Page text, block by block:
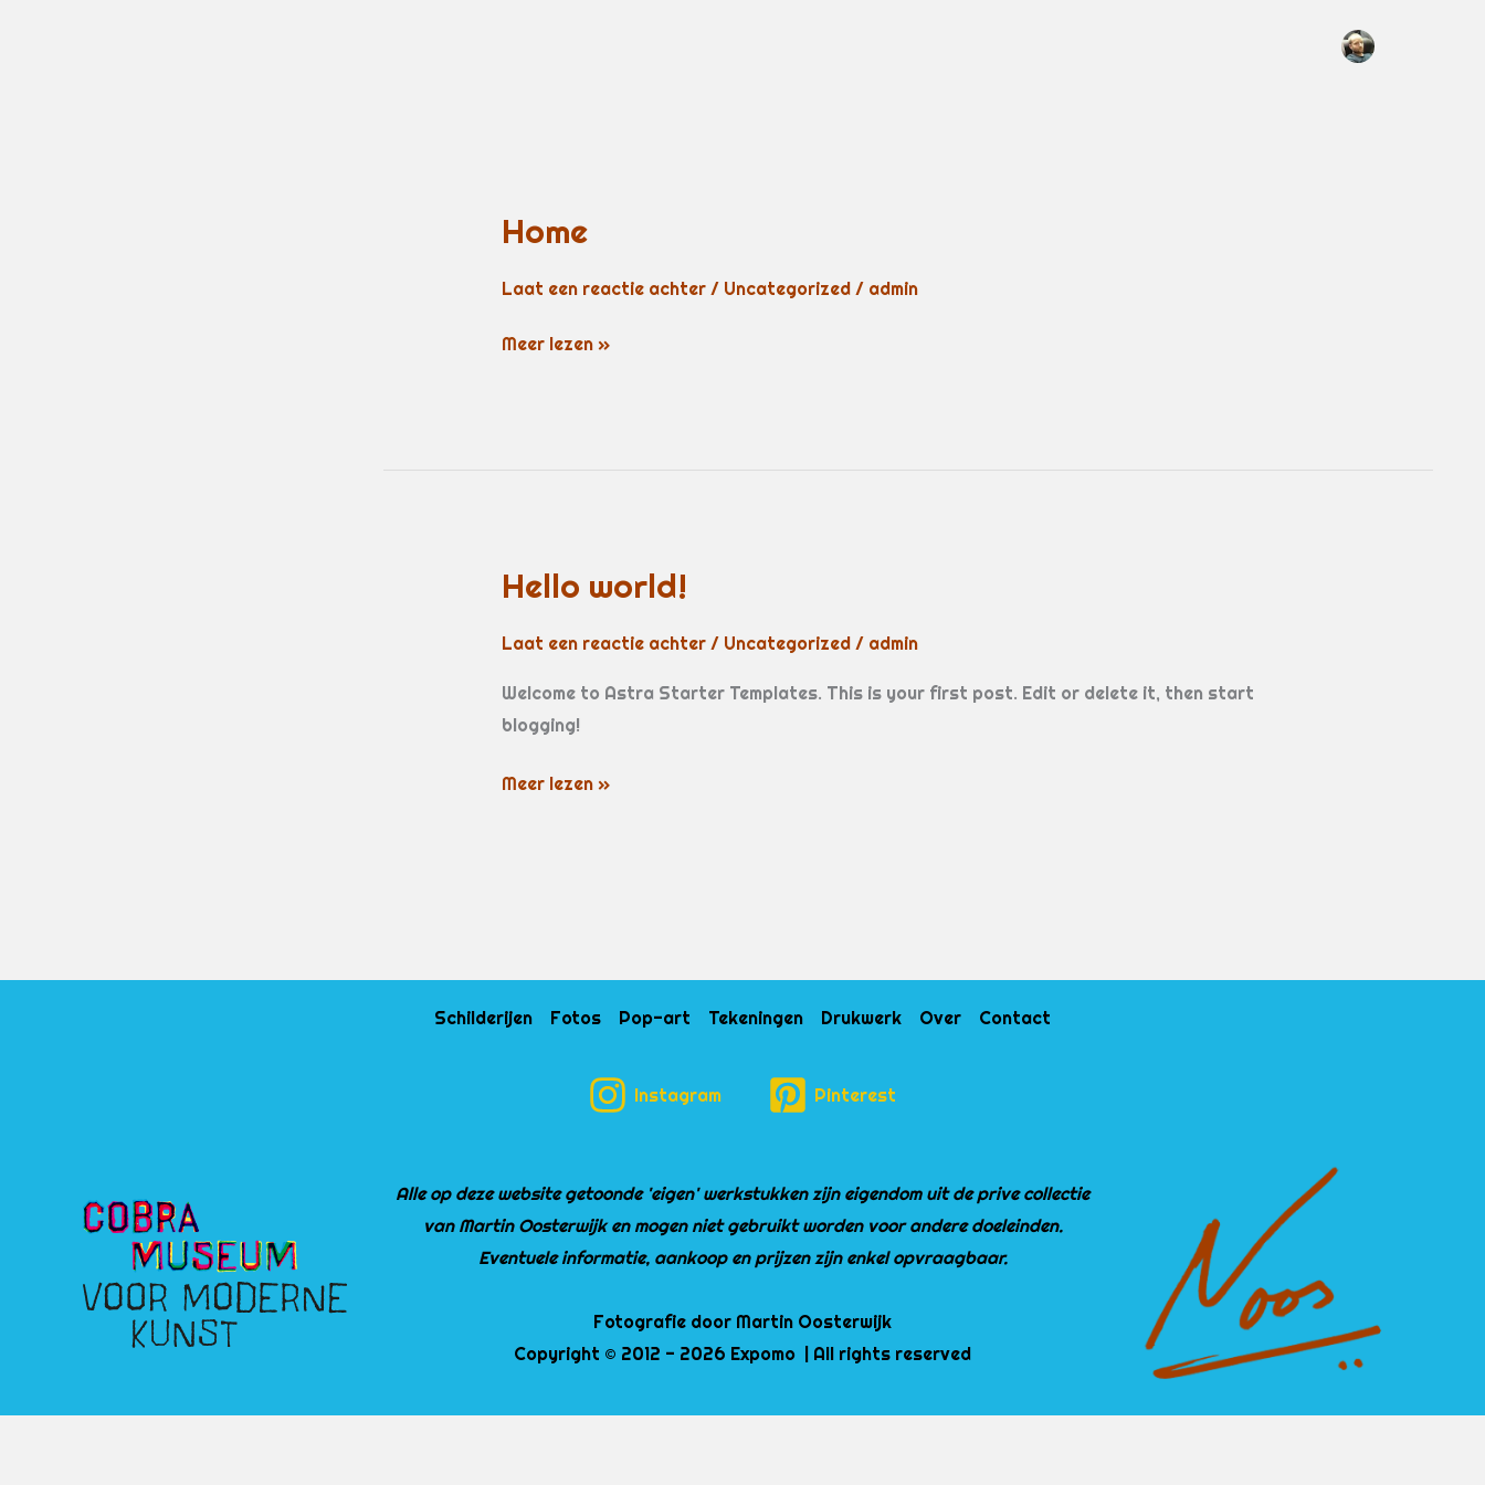
Home
Laat een reactie achter / Uncategorized/ admin
Home
Meer lezen »
Hello world!
Laat een reactie achter / Uncategorized/ admin
Welcome to Astra Starter Templates. This is your first post. Edit or delete it, then start
blogging!
Hello
Meer lezen »
Schilderijen Fotos Pop-art Tekeningen Drukwerk Over Contact
Instagram Pinterest
Alle op deze website getoonde 'eigen' werkstukken zijn eigendom uit de prive collectie
van Martin Oosterwijk en mogen niet gebruikt worden voor andere doeleinden.
Eventuele informatie, aankoop en prijzen zijn enkel opvraagbaar.
Fotografie door Martin Oosterwijk
Copyright © 2012 - 2026 Expomo | All rights reserved